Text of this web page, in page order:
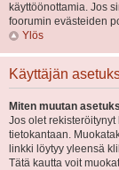
käyttöönottamia. Jos
foorumin evästeiden
Ylös
Käyttäjän
Miten muutan
Jos olet
tietokantaan.
linkki löytyy yleensä
Tätä kautta voit